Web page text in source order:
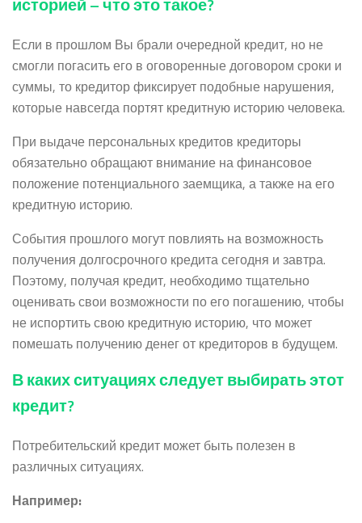
Если в прошлом Вы брали очередной кредит, но не
смогли погасить его в оговоренные договором сроки и
суммы, то кредитор фиксирует подобные нарушения,
которые навсегда портят кредитную историю человека.
При выдаче персональных кредитов кредиторы
обязательно обращают внимание на финансовое
положение потенциального заемщика, а также на его
кредитную историю.
События прошлого могут повлиять на возможность
получения долгосрочного кредита сегодня и завтра.
Поэтому, получая кредит, необходимо тщательно
оценивать свои возможности по его погашению, чтобы
не испортить свою кредитную историю, что может
помешать получению денег от кредиторов в будущем.
В каких ситуациях следует выбирать этот
кредит?
Потребительский кредит может быть полезен в
различных ситуациях.
Например: